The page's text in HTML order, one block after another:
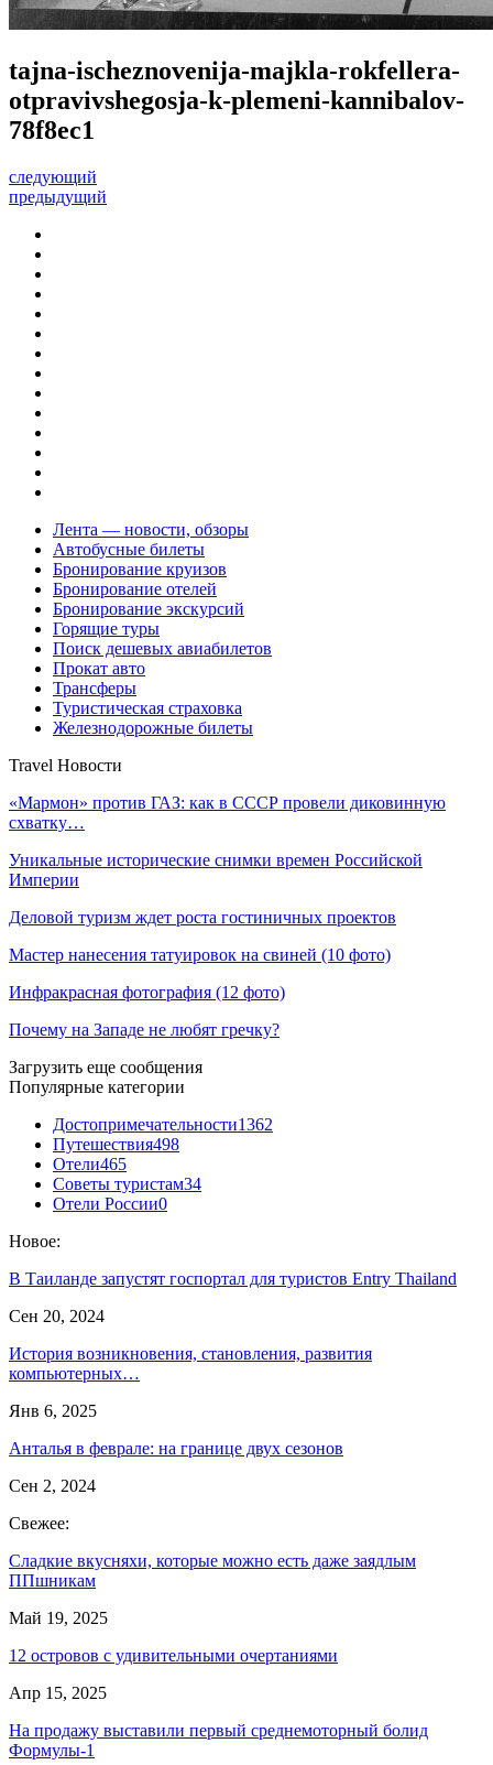
tajna-ischeznovenija-majkla-rokfellera-
otpravivshegosja-k-plemeni-kannibalov-
78f8ec1
следующий
предыдущий
Лента — новости, обзоры
Автобусные билеты
Бронирование круизов
Бронирование отелей
Бронирование экскурсий
Горящие туры
Поиск дешевых авиабилетов
Прокат авто
Трансферы
Туристическая страховка
Железнодорожные билеты
Travel Новости
«Мармон» против ГАЗ: как в СССР провели диковинную
схватку…
Уникальные исторические снимки времен Российской
Империи
Деловой туризм ждет роста гостиничных проектов
Мастер нанесения татуировок на свиней (10 фото)
Инфракрасная фотография (12 фото)
Почему на Западе не любят гречку?
Загрузить еще сообщения
Популярные категории
Достопримечательности1362
Путешествия498
Отели465
Советы туристам34
Отели России0
Новое:
В Таиланде запустят госпортал для туристов Entry Thailand
Сен 20, 2024
История возникновения, становления, развития
компьютерных…
Янв 6, 2025
Анталья в феврале: на границе двух сезонов
Сен 2, 2024
Свежее:
Сладкие вкусняхи, которые можно есть даже заядлым
ППшникам
Май 19, 2025
12 островов с удивительными очертаниями
Апр 15, 2025
На продажу выставили первый среднемоторный болид
Формулы-1